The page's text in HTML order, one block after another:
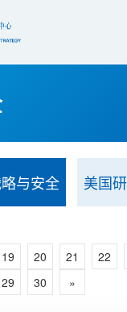
与安全 美国
19 20 21 22
29 30 »